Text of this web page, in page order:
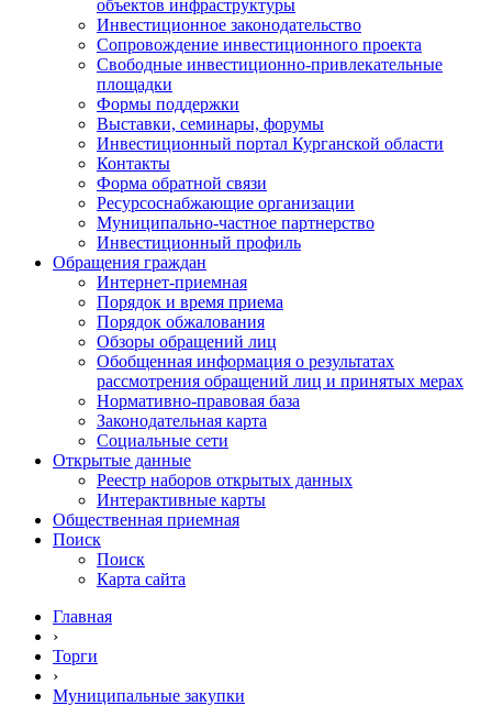
объектов инфраструктуры
Инвестиционное законодательство
Сопровождение инвестиционного проекта
Свободные инвестиционно-привлекательные
площадки
Формы поддержки
Выставки, семинары, форумы
Инвестиционный портал Курганской области
Контакты
Форма обратной связи
Ресурсоснабжающие организации
Муниципально-частное партнерство
Инвестиционный профиль
Обращения граждан
Интернет-приемная
Порядок и время приема
Порядок обжалования
Обзоры обращений лиц
Обобщенная информация о результатах
рассмотрения обращений лиц и принятых мерах
Нормативно-правовая база
Законодательная карта
Социальные сети
Открытые данные
Реестр наборов открытых данных
Интерактивные карты
Общественная приемная
Поиск
Поиск
Карта сайта
Главная
›
Торги
›
Муниципальные закупки